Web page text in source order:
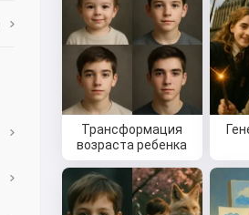
Трансформация
возраста ребенка